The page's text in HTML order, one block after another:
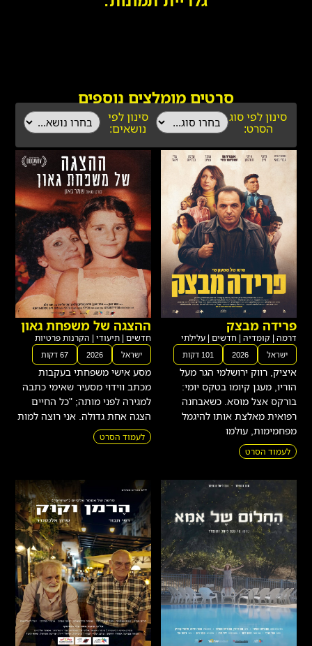
סרטים מומלצים נוספים
סינון לפי
נושאים:
סינון לפי סוג
הסרט:
פרידה מבצק
דרמה | קומדיה | חדשים |עלילתי
ישראל 2026 101 דקות
איציק, רווק ירושלמי הגר מעל
הוריו, מעגן קיומו בטקס יומי:
בורקס אצל מוסא. כשאבחנה
רפואית מאלצת אותו להיגמל
מפחמימות, עולמו
לעמוד הסרט
ההצגה של משפחת גאון
חדשים | תיעודי | הקרנות פרטיות
ישראל 2026 67 דקות
מסע אישי משפחתי בעקבות
מכתב ווידוי מסעיר שאימי כתבה
למגירה לפני מותה; "כל החיים
הצגה אחת גדולה. אני רוצה למות
לעמוד הסרט